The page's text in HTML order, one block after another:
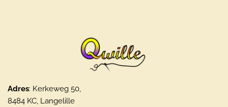
Adres: Kerkeweg 50,
8484 KC, Langelille